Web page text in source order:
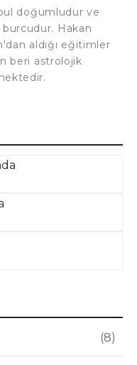
doğumludur ve
Hakan
aldığı eğitimler
beri astrolojik
8